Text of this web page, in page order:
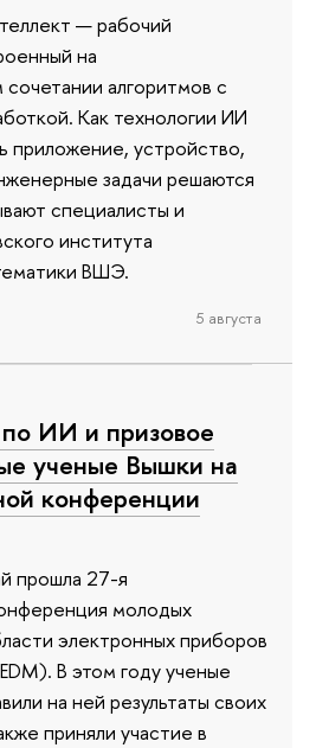
— рабочий
на
алгоритмов с
Как технологии ИИ
приложение, устройство,
задачи решаются
специалисты и
института
ВШЭ.
5 августа
ИИ и призовое
ученые Вышки на
конференции
прошла 27-я
молодых
электронных приборов
В этом году ученые
на ней результаты своих
приняли участие в